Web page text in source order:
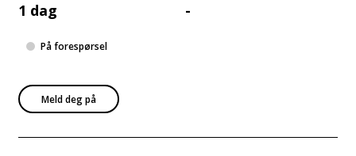
1 dag -
Meld deg på
På forespørsel